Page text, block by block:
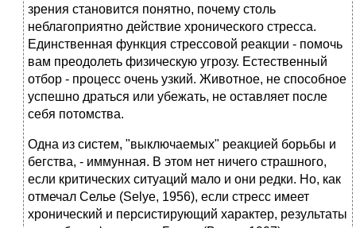
зрения становится понятно, почему столь
неблагоприятно действие хронического стресса.
Единственная функция стрессовой реакции - помочь
вам преодолеть физическую угрозу. Естественный
отбор - процесс очень узкий. Животное, не способное
успешно драться или убежать, не оставляет после
себя потомства.
Одна из систем, "выключаемых" реакцией борьбы и
бегства, - иммунная. В этом нет ничего страшного,
если критических ситуаций мало и они редки. Но, как
отмечал Селье (Selye, 1956), если стресс имеет
хронический и персистирующий характер, результаты